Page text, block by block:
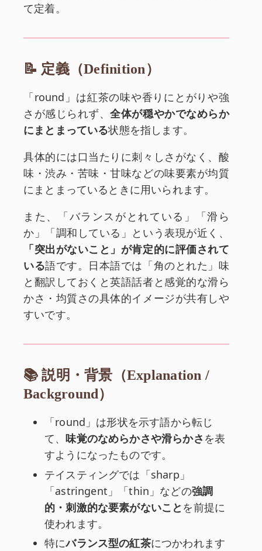
て定着。
📝 定義（Definition）
「round」は紅茶の味や香りにとがりや強
さが感じられず、全体が穏やかでなめらか
にまとまっている状態を指します。
具体的には口当たりに刺々しさがなく、酸
味・渋み・苦味・甘味などの味要素が均質
にまとまっているときに用いられます。
また、「バランスがとれている」「滑ら
か」「調和している」という表現が近く、
「突出がないこと」が肯定的に評価されて
いる語です。日本語では「角のとれた」味
と翻訳しておくと英語話者と感覚的な滑ら
かさ・均質さの具体的イメージが共有しや
すいです。
📚 説明・背景（Explanation /
Background）
「round」は形状を示す語から転じ
て、味覚のなめらかさや滑らかさ を表
すようになったものです。
テイスティングでは「sharp」
「astringent」「thin」などの強調
的・刺激的な要素がないこと を前提に
使われます。
特にバランス型の紅茶につかわれます